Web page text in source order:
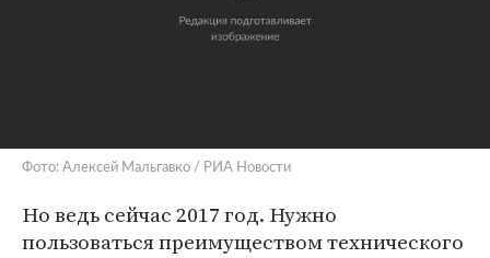
Фото: Алексей Мальгавко / РИА Новости
Но ведь сейчас 2017 год. Нужно
пользоваться преимуществом технического